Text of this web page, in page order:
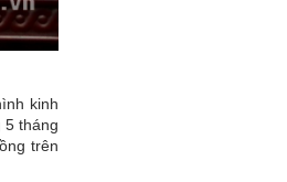
kinh
5 tháng
trên